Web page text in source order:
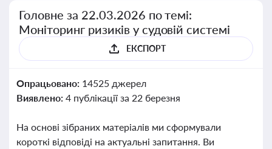
Головне за 22.03.2026 по темі:
Моніторинг ризиків у судовій системі
ЕКСПОРТ
Опрацьовано: 14525 джерел
Виявлено: 4 публікації за 22 березня
На основі зібраних матеріалів ми сформували
короткі відповіді на актуальні запитання. Ви